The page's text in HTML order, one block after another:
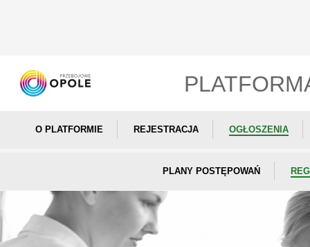
O PLATFORMIE REJESTRACJA OGŁOSZENIA
PLANY POSTĘPOWAŃ